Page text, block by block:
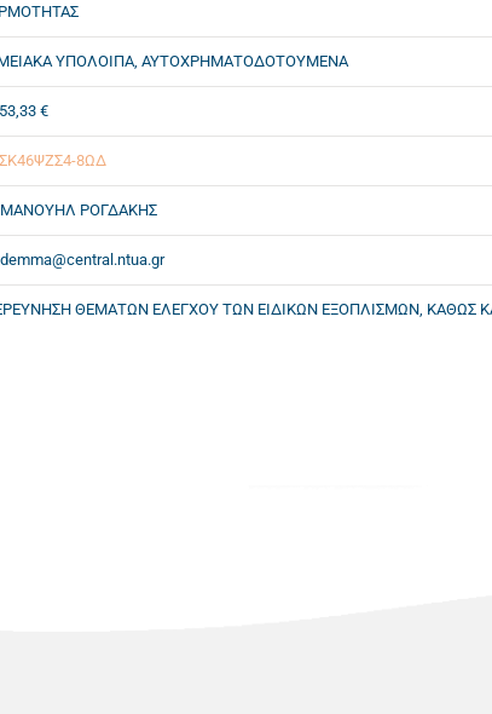
ΥΠΟΛΟΙΠΑ, ΑΥΤΟΧΡΗΜΑΤΟΔΟΤΟΥΜΕΝΑ
€
8ΩΔ
ΡΟΓΔΑΚΗΣ
ΘΕΜΑΤΩΝ ΕΛΕΓΧΟΥ ΤΩΝ ΕΙΔΙΚΩΝ ΕΞΟΠΛΙΣΜΩΝ, ΚΑΘΩΣ